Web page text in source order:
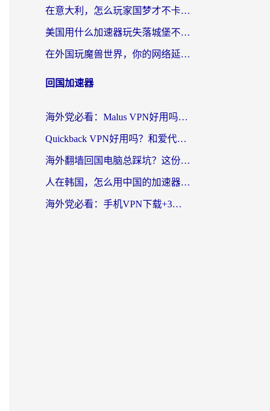
在意大利，怎么玩家国梦才不卡？这份终极加速指南请收好
美国用什么加速器玩失落城堡不卡？海外党亲测有效的国服游戏加速指南
在外国玩魔兽世界，你的网络延迟是最大的敌人
回国加速器
海外党必看：Malus VPN好用吗？和迅猛兔VPN对比哪个回国效果更好？附真实体验与避坑指南
Quickback VPN好用吗？和爱代理VPN对比哪个回国效果更好？
海外翻墙回国电脑总踩坑？这份实测指南帮你选对加速器（附ChickCNinitapMalus对比）
人在韩国，怎么用中国的加速器刷剧打游戏？这份真实体验指南给你答案
海外党必看：手机VPN下载+3步选对回国加速器，无缝刷国内资源不再愁